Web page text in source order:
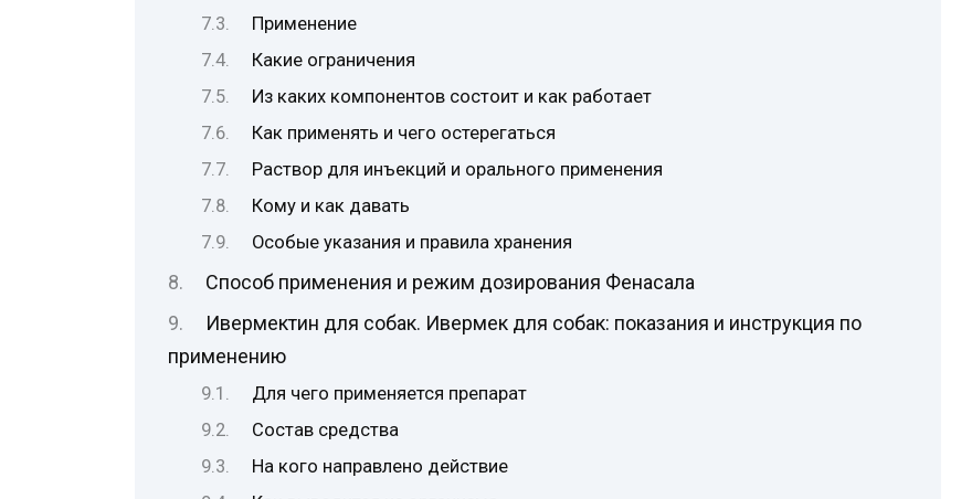
Применение
Какие ограничения
Из каких компонентов состоит и как работает
Как применять и чего остерегаться
Раствор для инъекций и орального применения
Кому и как давать
Особые указания и правила хранения
Способ применения и режим дозирования Фенасала
Ивермектин для собак. Ивермек для собак: показания и инструкция по
применению
Для чего применяется препарат
Состав средства
На кого направлено действие